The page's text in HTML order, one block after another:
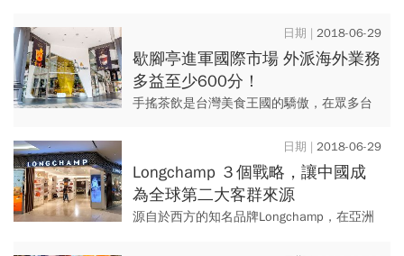
變成以圖片為主。而這股風潮，也改變了很
多企...
2018-06-29
歇腳亭進軍國際市場 外派海外業務
多益至少600分！
手搖茶飲是台灣美食王國的驕傲，在眾多台
最成功的案例之一，更連續六年獲得經濟部
商業司茶飲品牌合格認證，成...
2018-06-29
Longchamp ３個戰略，讓中國成
為全球第二大客群來源
源自於西方的知名品牌Longchamp，在亞洲